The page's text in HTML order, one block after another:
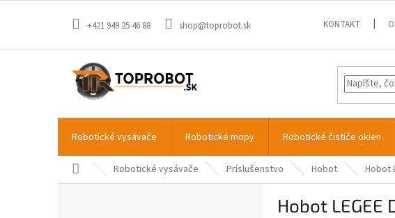
+421 949 25 46 88 shop@toprobot.sk KONTAKT
Robotické vysávače Robotické mopy Robotické čističe okien
DomovRobotické vysávače Príslušenstvo Hobot Hobot
Hobot